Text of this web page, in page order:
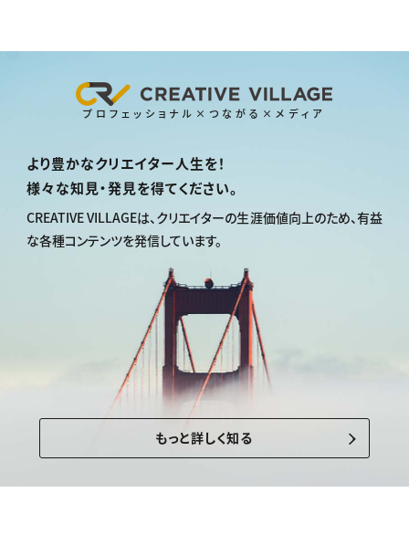
プロフェッショナル×つながる×メディア
より豊かなクリエイター人生を！
様々な知見・発見を得てください。
CREATIVE VILLAGEは、クリエイターの生涯価値向上のため、有益
な各種コンテンツを発信しています。
もっと詳しく知る